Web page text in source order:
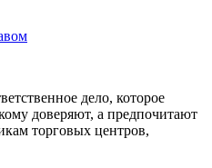
дело, которое
доверяют, а предпочитают
торговых центров,